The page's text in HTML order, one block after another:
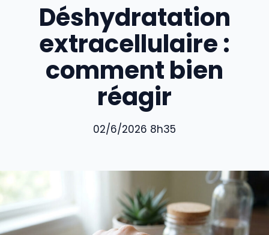
Déshydratation
extracellulaire :
comment bien
réagir
02/6/2026 8h35